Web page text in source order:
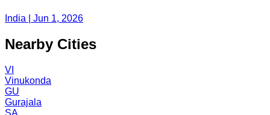
India | Jun 1, 2026
Nearby Cities
VI
Vinukonda
GU
Gurajala
SA